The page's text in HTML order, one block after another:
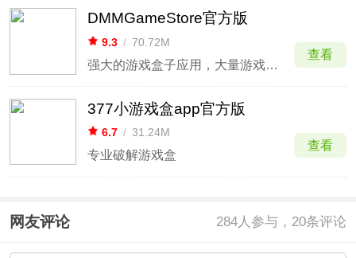
DMMGameStore官方版
9.3 / 70.72M
强大的游戏盒子应用，大量游戏供你选择
查看
377小游戏盒app官方版
6.7 / 31.24M
专业破解游戏盒
查看
网友评论 284 人参与，20条评论